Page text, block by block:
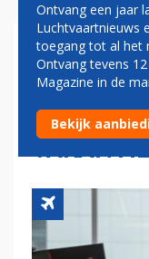
HET
AMERIKA,
Ontvang een jaar
Luchtvaartnieuws
toegang tot al het
Ontvang tevens
Magazine in de
Bekijk